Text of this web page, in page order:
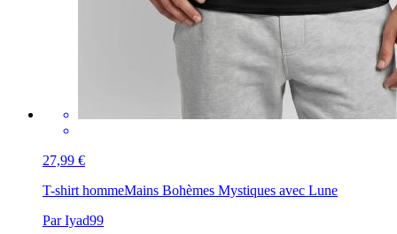
27,99 €
T-shirt hommeMains Bohèmes Mystiques avec Lune
Par Iyad99